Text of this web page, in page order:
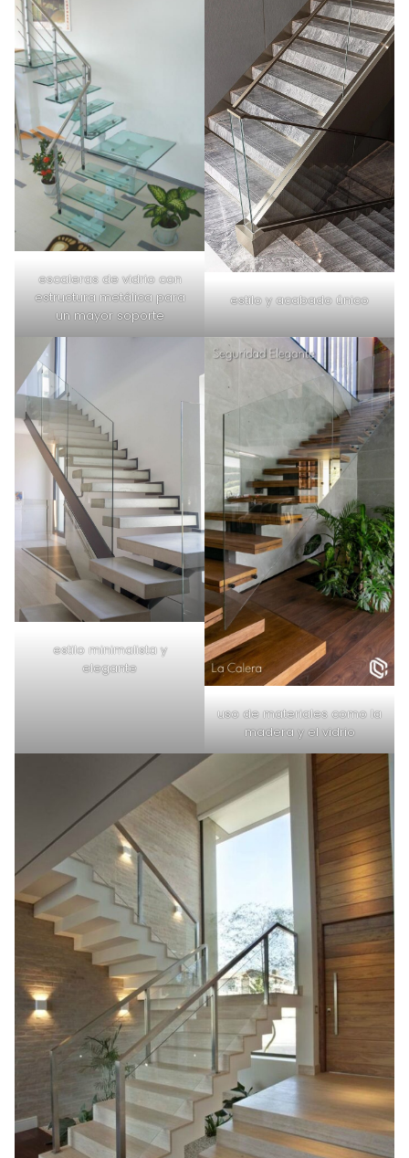
escaleras de vidrio con
estructura metálica para
un mayor soporte
estilo y acabado único
estilo minimalista y
elegante
uso de materiales como la
madera y el vidrio